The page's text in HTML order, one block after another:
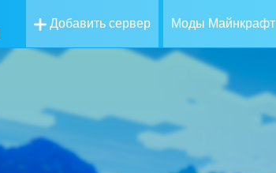
Добавить сервер Моды Майнкрафт